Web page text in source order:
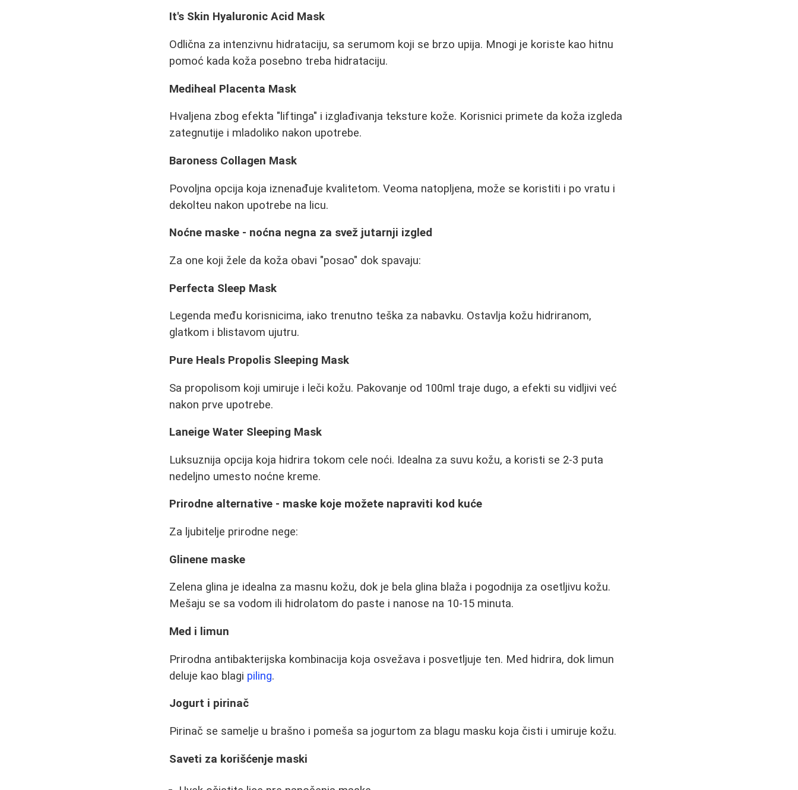
It's Skin Hyaluronic Acid Mask
Odlična za intenzivnu hidrataciju, sa serumom koji se brzo upija. Mnogi je koriste kao hitnu
pomoć kada koža posebno treba hidrataciju.
Mediheal Placenta Mask
Hvaljena zbog efekta "liftinga" i izglađivanja teksture kože. Korisnici primete da koža izgleda
zategnutije i mladoliko nakon upotrebe.
Baroness Collagen Mask
Povoljna opcija koja iznenađuje kvalitetom. Veoma natopljena, može se koristiti i po vratu i
dekolteu nakon upotrebe na licu.
Noćne maske - noćna negna za svež jutarnji izgled
Za one koji žele da koža obavi "posao" dok spavaju:
Perfecta Sleep Mask
Legenda među korisnicima, iako trenutno teška za nabavku. Ostavlja kožu hidriranom,
glatkom i blistavom ujutru.
Pure Heals Propolis Sleeping Mask
Sa propolisom koji umiruje i leči kožu. Pakovanje od 100ml traje dugo, a efekti su vidljivi već
nakon prve upotrebe.
Laneige Water Sleeping Mask
Luksuznija opcija koja hidrira tokom cele noći. Idealna za suvu kožu, a koristi se 2-3 puta
nedeljno umesto noćne kreme.
Prirodne alternative - maske koje možete napraviti kod kuće
Za ljubitelje prirodne nege:
Glinene maske
Zelena glina je idealna za masnu kožu, dok je bela glina blaža i pogodnija za osetljivu kožu.
Mešaju se sa vodom ili hidrolatom do paste i nanose na 10-15 minuta.
Med i limun
Prirodna antibakterijska kombinacija koja osvežava i posvetljuje ten. Med hidrira, dok limun
deluje kao blagi piling.
Jogurt i pirinač
Pirinač se samelje u brašno i pomeša sa jogurtom za blagu masku koja čisti i umiruje kožu.
Saveti za korišćenje maski